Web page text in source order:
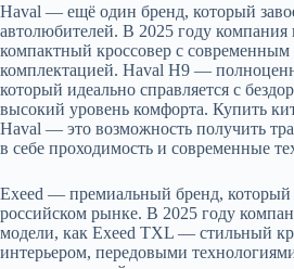
Haval — ещё один бренд, который
автолюбителей. В 2025 году
компактный кроссовер с современным
комплектацией. Haval H9 —
который идеально справляется с
высокий уровень комфорта. Купить
Haval — это возможность получить
в себе проходимость и современные
Exeed — премиальный бренд, который
российском рынке. В 2025 году
модели, как Exeed TXL — стильный
интерьером, передовыми